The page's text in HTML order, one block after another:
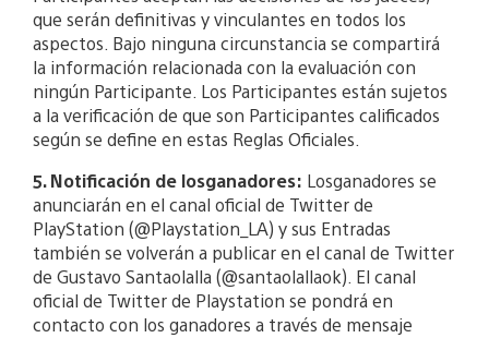
que serán definitivas y vinculantes en todos los
aspectos. Bajo ninguna circunstancia se compartirá
la información relacionada con la evaluación con
ningún Participante. Los Participantes están sujetos
a la verificación de que son Participantes calificados
según se define en estas Reglas Oficiales.
5. Notificación de losganadores: Losganadores se
anunciarán en el canal oficial de Twitter de
PlayStation (@Playstation_LA) y sus Entradas
también se volverán a publicar en el canal de Twitter
de Gustavo Santaolalla (@santaolallaok). El canal
oficial de Twitter de Playstation se pondrá en
contacto con los ganadores a través de mensaje